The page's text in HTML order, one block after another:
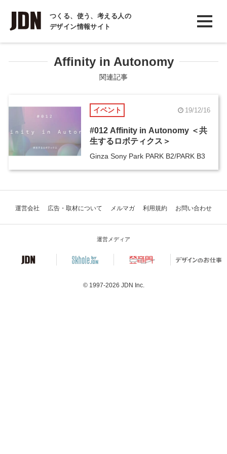
つくる、使う、考える人の
デザイン情報サイト
INTERVIEW
インタビュー
REPORT
Affinity in Autonomy
関連記事
イベント 19/12/16
#012 Affinity in Autonomy ＜共
生するロボティクス＞
Ginza Sony Park PARK B2/PARK B3
運営会社 広告・取材について メルマガ 利用規約 お問い合わせ
運営メディア
© 1997-2026 JDN Inc.